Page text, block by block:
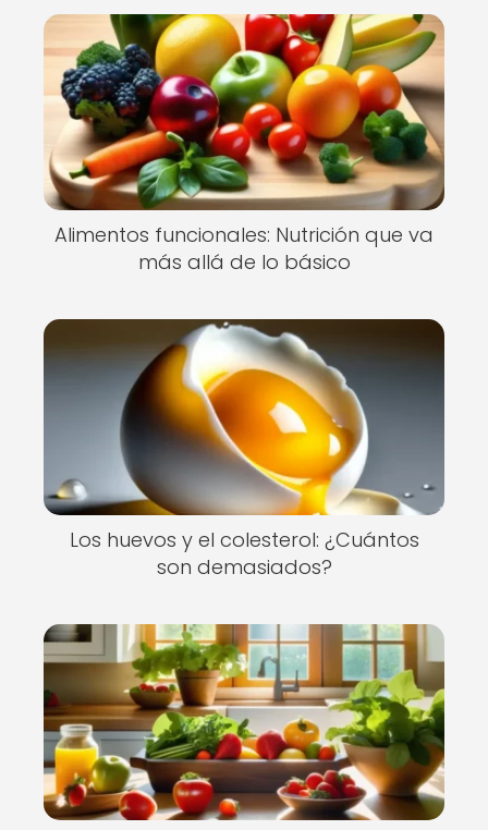
Alimentos funcionales: Nutrición que va
más allá de lo básico
Los huevos y el colesterol: ¿Cuántos
son demasiados?